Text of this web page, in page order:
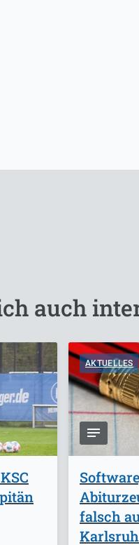
auch
AKTUELLES
falsch